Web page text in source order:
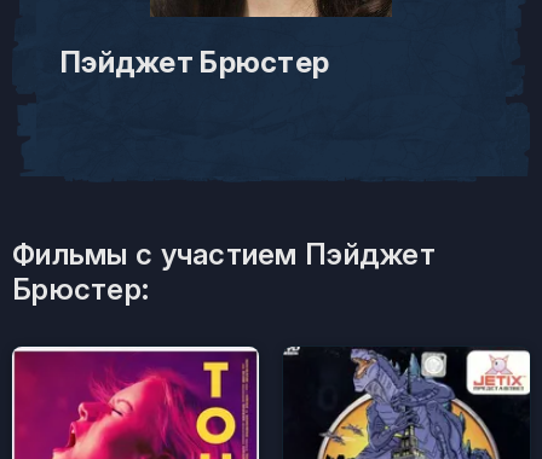
Пэйджет Брюстер
Фильмы с участием Пэйджет
Брюстер: